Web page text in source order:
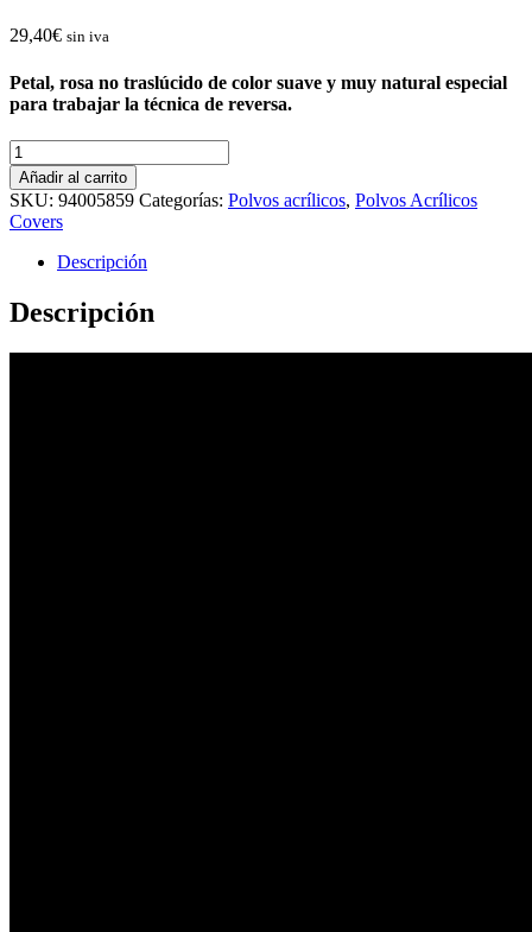
29,40€ sin iva
Petal, rosa no traslúcido de color suave y muy natural especial
para trabajar la técnica de reversa.
ACRILICO
ORG
CO.
12
PETAL
cantidad
Añadir al carrito
SKU: 94005859 Categorías: Polvos acrílicos, Polvos Acrílicos
Covers
Descripción
Descripción